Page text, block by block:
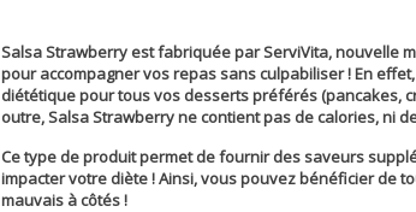
Salsa Strawberry est fabriquée par ServiVita, nouvelle
pour accompagner vos repas sans culpabiliser ! En effet,
diététique pour tous vos desserts préférés (pancakes,
outre,Salsa Strawberryne contient pas de calories, ni
Ce type de produit permet de fournir des saveurs
impacter votre diète ! Ainsi, vous pouvez bénéficier de
mauvais à côtés !